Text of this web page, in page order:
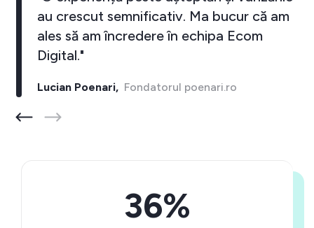
au crescut semnificativ. Ma bucur că am
ales să am încredere în echipa Ecom
Digital."
Lucian Poenari,Fondatorul poenari.ro
36%